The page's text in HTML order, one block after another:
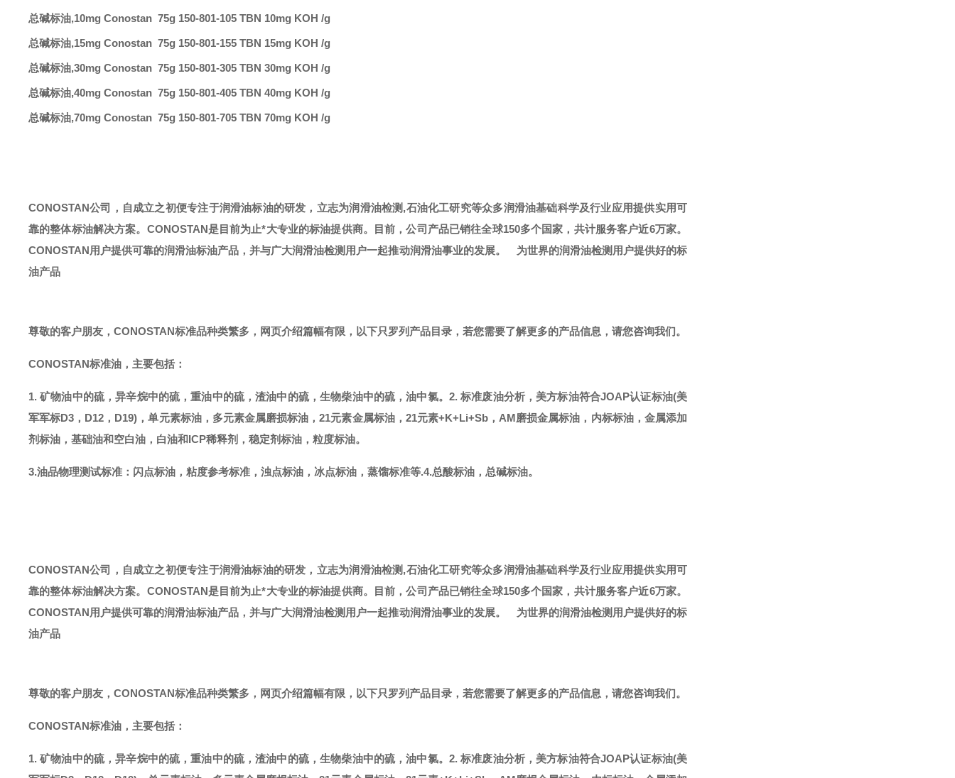
总碱标油,10mg Conostan 75g 150-801-105 TBN 10mg KOH /g
总碱标油,15mg Conostan 75g 150-801-155 TBN 15mg KOH /g
总碱标油,30mg Conostan 75g 150-801-305 TBN 30mg KOH /g
总碱标油,40mg Conostan 75g 150-801-405 TBN 40mg KOH /g
总碱标油,70mg Conostan 75g 150-801-705 TBN 70mg KOH /g
CONOSTAN公司，自成立之初便专注于润滑油标油的研发，立志为润滑油检测,石油化工研究等众多润滑油基础科学及行业应用提供实用可
靠的整体标油解决方案。CONOSTAN是目前为止*大专业的标油提供商。
目前，公司产品已销往全球150多个国家，共计服务客户近6万家。
CONOSTAN用户提供可靠的润滑油标油产品，并与广大润滑油检测用户一起推动润滑油事业的发展。
为世界的润滑油检测用户提供好的标
油产品
尊敬的客户朋友， CONOSTAN标准品种类繁多，网页介绍篇幅有限，以下只罗列产品目录，若您需要了解更多的产品信息，请您咨询我们。
CONOSTAN标准油，主要包括：
1. 矿物油中的硫，异辛烷中的硫，重油中的硫，渣油中的硫，生物柴油中的硫，油中氯。 2. 标准废油分析，美方标油符合JOAP认证标油(美
军军标D3，D12，D19)，单元素标油，多元素金属磨损标油，21元素金属标油，21元素+K+Li+Sb，AM磨损金属标油，内标标油，金属添加
剂标油，基础油和空白油，白油和ICP稀释剂，稳定剂标油，粒度标油。
3.油品物理测试标准：闪点标油，粘度参考标准，浊点标油，冰点标油，蒸馏标准等.4.总酸标油，总碱标油。
CONOSTAN公司，自成立之初便专注于润滑油标油的研发，立志为润滑油检测,石油化工研究等众多润滑油基础科学及行业应用提供实用可
靠的整体标油解决方案。CONOSTAN是目前为止*大专业的标油提供商。
目前，公司产品已销往全球150多个国家，共计服务客户近6万家。
CONOSTAN用户提供可靠的润滑油标油产品，并与广大润滑油检测用户一起推动润滑油事业的发展。
为世界的润滑油检测用户提供好的标
油产品
尊敬的客户朋友， CONOSTAN标准品种类繁多，网页介绍篇幅有限，以下只罗列产品目录，若您需要了解更多的产品信息，请您咨询我们。
CONOSTAN标准油，主要包括：
1. 矿物油中的硫，异辛烷中的硫，重油中的硫，渣油中的硫，生物柴油中的硫，油中氯。 2. 标准废油分析，美方标油符合JOAP认证标油(美